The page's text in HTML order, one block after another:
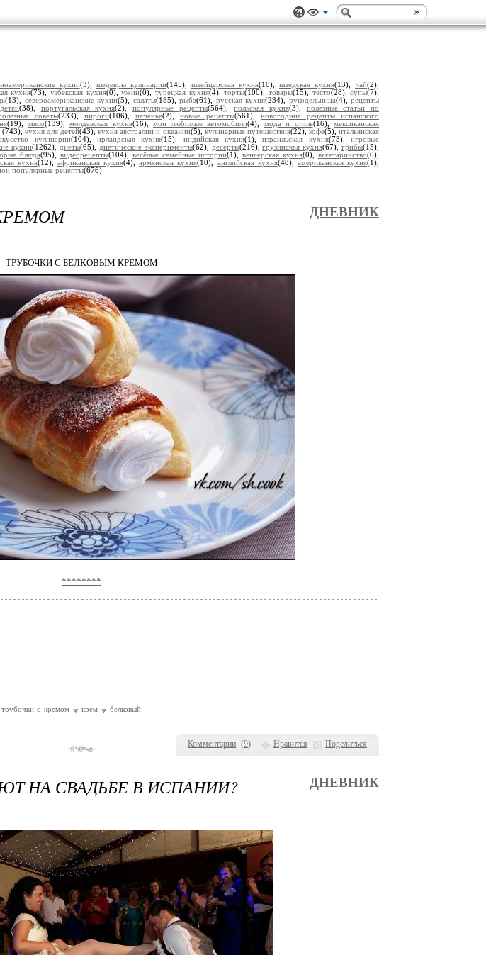
кухни(3), шедевры кулинарии(145), швейцарская кухня(10), шведская кухня(13),чай(2),
кухня(73), узбекская кухня(0),ужин(0), турецкая кухня(4),торты(100), товары(15), тесто(28),супы(7),
(13), североамериканские кухни(5), салаты(185),рыба(61), русская кухня(234), рукодельница(4),рецепты
(38), португальская кухня(2),популярные рецепты(564), польская кухня(3), полезные статьи по
советы(233), пироги(106), печенье(2), новые рецепты(561), новогодние рецепты испанского
(19), мясо(139), молдавская кухня(16), мои любимые автомобили(4), мода и стиль(16), мексиканская
(743), кухня для детей(43),кухня австралии и океании(5), кулинарные путешествия(22), кофе(5),итальянская
кулинарии(104),ирландская кухня(15), индийская кухня(1),израильская кухня(73),игровые
кухни(1262), диеты(65), диетические эксперименты(62), десерты(216),грузинская кухня(67),грибы(15),
блюда(95), видеорецепты(104), весёлые семейные истории(1), венгерская кухня(0), вегетаринство(0),
кухня(12), африканская кухня(4),армянская кухня(10), английская кухня(48), американская кухня(1),
популярные рецепты(676)
Комментарии (9) Нравится Поделиться
ДНЕВНИК
ТРУБОЧКИ С БЕЛКОВЫМ КРЕМОМ
********
трубочки с кремом крем
белковый
НА СВАДЬБЕ В ИСПАНИИ? ДНЕВНИК